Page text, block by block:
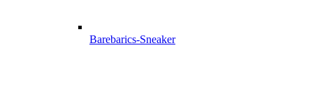
Barebarics-Sneaker